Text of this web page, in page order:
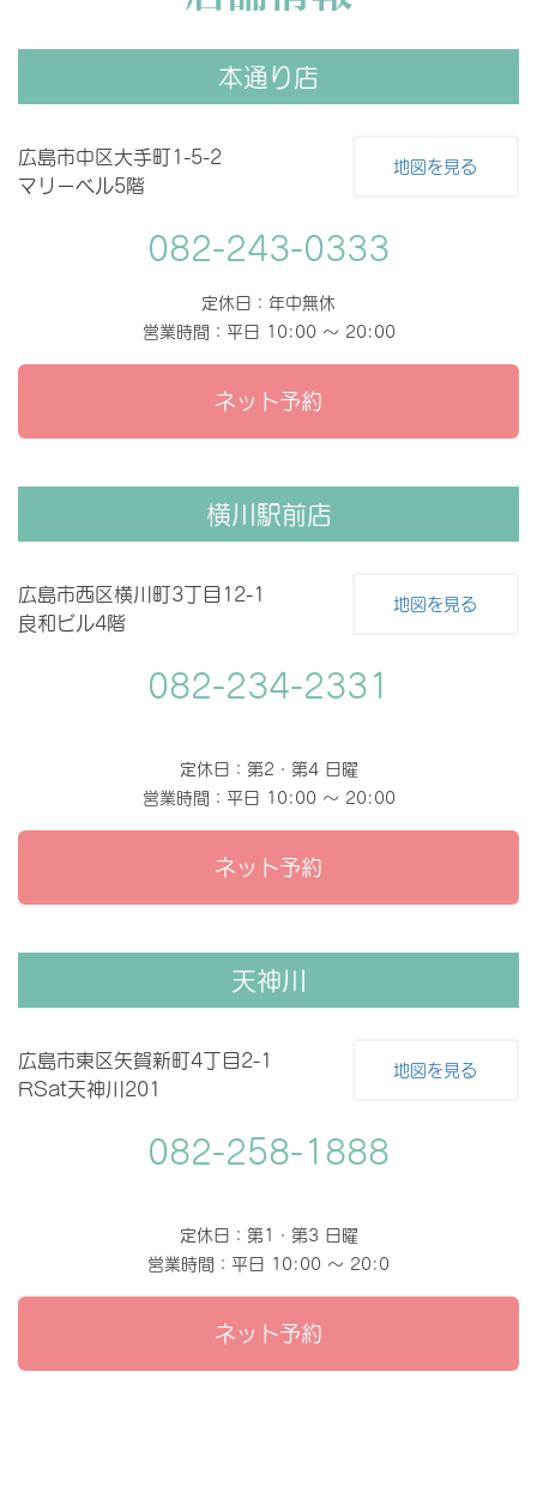
本通り店
広島市中区大手町1-5-2
マリーベル5階
地図を見る
082-243-0333
定休日：年中無休
営業時間：平日 10:00 〜 20:00
ネット予約
横川駅前店
広島市西区横川町3丁目12-1
良和ビル4階
地図を見る
082-234-2331
定休日：第2・第4 日曜
営業時間：平日 10:00 〜 20:00
ネット予約
天神川
広島市東区矢賀新町4丁目2-1
RSat天神川201
地図を見る
082-258-1888
定休日：第1・第3 日曜
営業時間：平日 10:00 〜 20:0
ネット予約